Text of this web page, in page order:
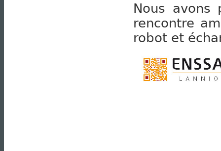
Nous
rencontre
robot et